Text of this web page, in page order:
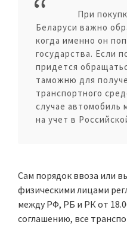
При
Беларуси важно
когда именно он
государства. Если
придется
таможню для
транспортного
случае автомобиль
на учет в
Сам порядок ввоза или
физическими лицами
между РФ, РБ и РК от
соглашению, все